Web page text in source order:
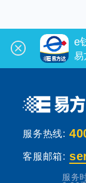
我的账户 e
易
服务热线:
客服邮箱:
服务